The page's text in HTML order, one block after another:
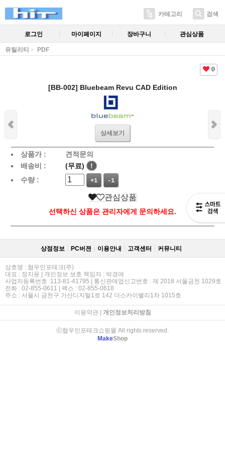
카테고리 검색
로그인 마이페이지 장바구니 관심상품
유틸리티 PDF
0
[BB-002] Bluebeam Revu CAD Edition
상세보기
상품가 :
견적문의
배송비 :
(무료)
!
수량 :
+1 -1
관심상품
선택하신 상품은 관리자에게 문의하세요.
상점정보 PC버젼 이용안내 고객센터 커뮤니티
상호명 : 협우인포테크(주)
대표 : 정지윤 | 개인정보 보호 책임자 : 박경애
사업자등록번호 :113-81-41795 | 통신판매업신고번호 : 제 2018 서울금천 1029호
전화 : 02-855-0611 | 팩스 : 02-855-0618
주소 : 서울시 금천구 가산디지털1로 142 더스카이밸리1차 1015호
이용약관| 개인정보처리방침
ⓒ협우인포테크쇼핑몰 All rights reserved.
MakeShop